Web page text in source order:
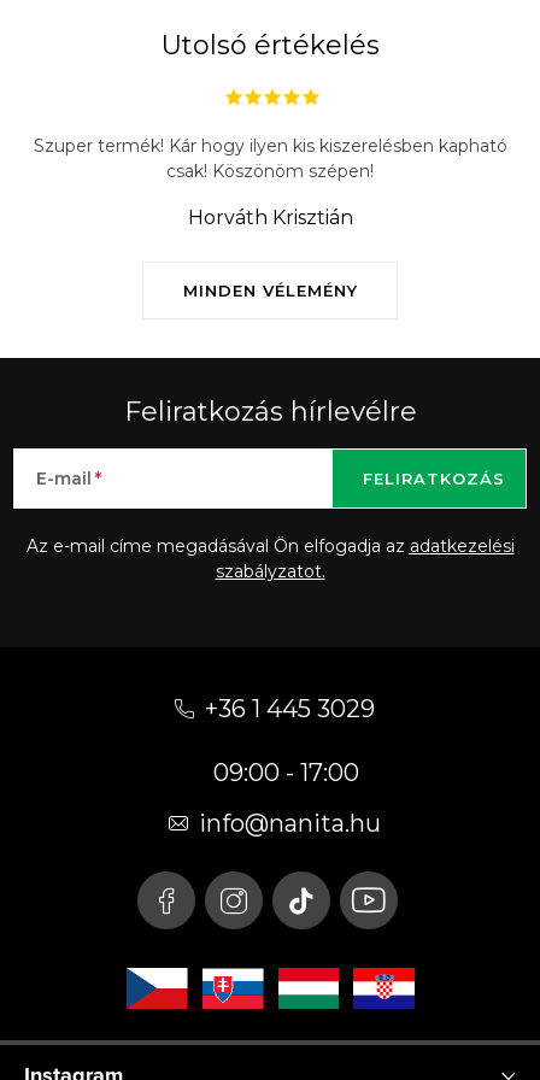
Utolsó értékelés
MINDEN VÉLEMÉNY
Szuper termék! Kár hogy ilyen kis kiszerelésben kapható
csak! Köszönöm szépen!
Horváth Krisztián
Feliratkozás hírlevélre
E-mail
Az e-mail címe megadásával Ön elfogadja az adatkezelési
szabályzatot.
FELIRATKOZÁS
+36 1 445 3029
09:00 - 17:00
info@nanita.hu